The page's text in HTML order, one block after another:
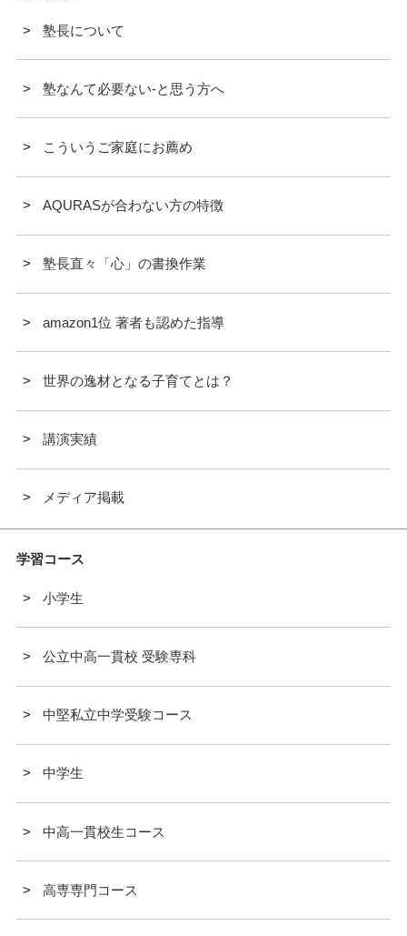
塾長について
塾なんて必要ない-と思う方へ
こういうご家庭にお薦め
AQURASが合わない方の特徴
塾長直々「心」の書換作業
amazon1位 著者も認めた指導
世界の逸材となる子育てとは？
講演実績
メディア掲載
学習コース
小学生
公立中高一貫校 受験専科
中堅私立中学受験コース
中学生
中高一貫校生コース
高専専門コース